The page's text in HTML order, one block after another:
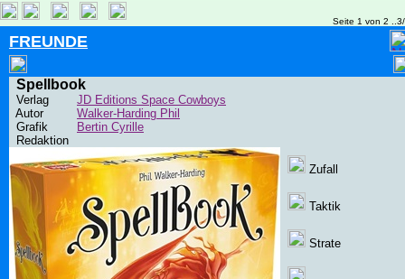
Seite 1 von 2
FREUNDE
Spellbook
Verlag
JD Editions Space Cowboys
Autor
Walker-Harding Phil
Grafik
Bertin Cyrille
Redaktion
Zufall
Taktik
Strate